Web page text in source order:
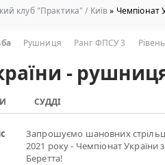
клуб "Практика" / Київ» Чемпіонат
Рушниця Ранг ФПСУ 3
-
СУДДІ
Запрошуємо шановних
2021 року - Чемпіонат України
Беретта!